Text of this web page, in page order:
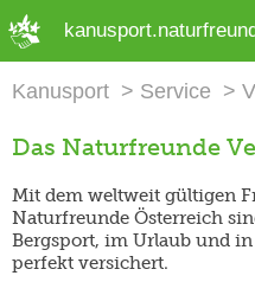
Kanusport Service
Das Naturfreunde
Mit dem weltweit gültigen
Naturfreunde Österreich
Bergsport, im Urlaub und
perfekt versichert.